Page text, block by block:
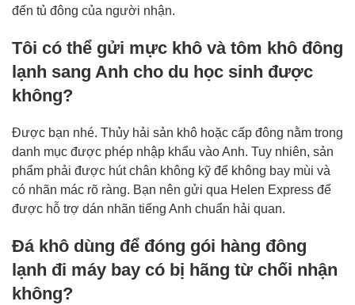
đến tủ đông của người nhận.
Tôi có thể gửi mực khô và tôm khô đông
lạnh sang Anh cho du học sinh được
không?
Được bạn nhé. Thủy hải sản khô hoặc cấp đông nằm trong
danh mục được phép nhập khẩu vào Anh. Tuy nhiên, sản
phẩm phải được hút chân không kỹ để không bay mùi và
có nhãn mác rõ ràng. Bạn nên gửi qua Helen Express để
được hỗ trợ dán nhãn tiếng Anh chuẩn hải quan.
Đá khô dùng để đóng gói hàng đông
lạnh đi máy bay có bị hãng từ chối nhận
không?